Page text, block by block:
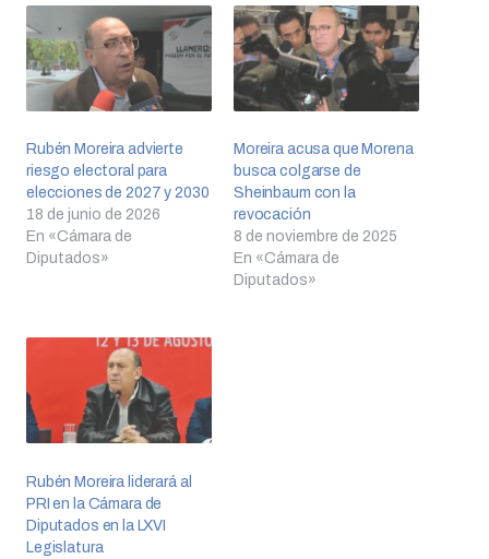
Rubén Moreira advierte
riesgo electoral para
elecciones de 2027 y 2030
18 de junio de 2026
En «Cámara de
Diputados»
Moreira acusa que Morena
busca colgarse de
Sheinbaum con la
revocación
8 de noviembre de 2025
En «Cámara de
Diputados»
Rubén Moreira liderará al
PRI en la Cámara de
Diputados en la LXVI
Legislatura